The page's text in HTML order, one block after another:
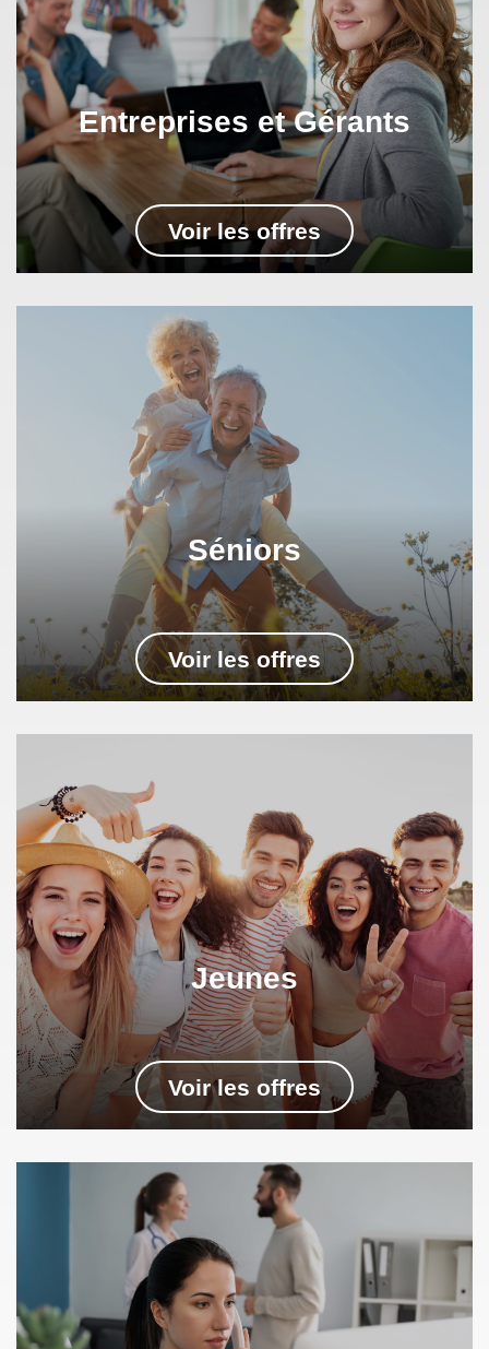
Entreprises et Gérants
Voir les offres
Séniors
Voir les offres
Jeunes
Voir les offres